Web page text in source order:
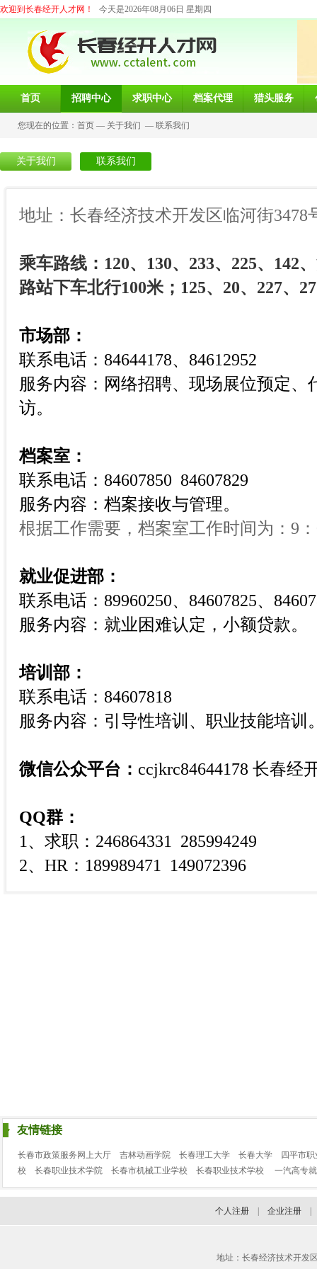
欢迎到长春经开人才网！ 今天是2026年08月06日 星期四
首页 招聘中心 求职中心 档案代理 猎头服务
您现在的位置： 首页 — 关于我们 — 联系我们
关于我们 联系我们
地址：长春经济技术开发区临河街3478
乘车路线：120、130、233、225、142
路站下车北行100米；125、20、227、
市场部：
联系电话：84644178、84612952
服务内容：网络招聘、现场展位预定
访。
档案室：
联系电话：84607850 84607829
服务内容：档案接收与管理。
根据工作需要，档案室工作时间为：9：
就业促进部：
联系电话：89960250、84607825、
服务内容： 就业困难认定，小额贷款。
培训部：
联系电话：84607818
服务内容： 引导性培训、职业技能培训
微信公众平台： ccjkrc84644178 长春经
QQ群：
1、求职：246864331 285994249
2、HR：189989471 149072396
友情链接
长春市政策服务网上大厅 吉林动画学院 长春理工大学 长春大学
四平市
校
长春职业技术学院 长春市机械工业学校 长春职业技术学校 一汽高专
个人注册 企业注册
地址：长春经济技术开发